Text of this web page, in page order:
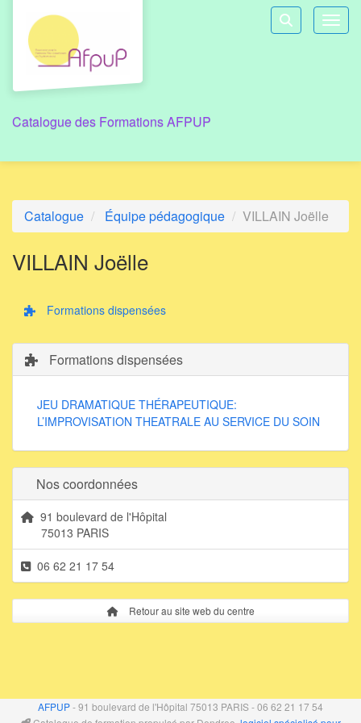
Aller au menu principal
Aller au contenu principal
Personnaliser l'interface
Rechercher
Catalogue des Formations AFPUP
Catalogue Équipe pédagogique VILLAIN Joëlle
VILLAIN Joëlle
Formations dispensées
Formations dispensées
JEU DRAMATIQUE THÉRAPEUTIQUE:
L’IMPROVISATION THEATRALE AU SERVICE DU SOIN
Nos coordonnées
91 boulevard de l'Hôpital
75013 PARIS
06 62 21 17 54
Retour au site web du centre
AFPUP- 91 boulevard de l'Hôpital 75013 PARIS - 06 62 21 17 54